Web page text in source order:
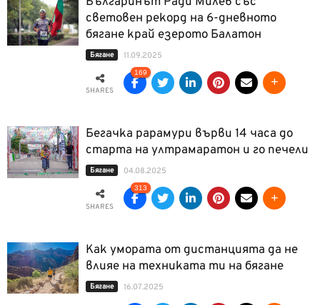
световен рекорд на 6-дневното
бягане край езерото Балатон
Бягане 11.09.2025
SHARES
169
Бегачка рарамури върви 14 часа до
старта на ултрамаратон и го печели
Бягане 04.08.2025
SHARES
313
Как умората от дистанцията да не
влияе на техниката ти на бягане
Бягане 16.07.2025